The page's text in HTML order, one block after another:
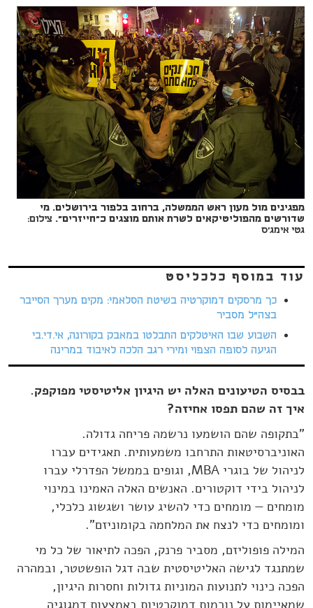
מפגינים מול מעון ראש הממשלה, ברחוב בלפור בירושלים. מי
שדורשים מהפוליטיקאים לשרת אותם מוצגים כ"חייזרים". צילום:
גטי אימג'ס
עוד במוסף כלכליסט
כך מרסקים דמוקרטיה בשיטת הסלאמי: מקים מערך הסייבר
בצה"ל מסביר
השבוע שבו האיטלקים התבלטו במאבק בקורונה, אי.די.בי
הגיעה לסופה הצפוי ומירי רגב הלכה לאיבוד במרינה
בבסיס הטיעונים האלה יש היגיון אליטיסטי מפוקפק.
איך זה שהם תפסו אחיזה?
"בתקופה שהם הושמעו נרשמה פריחה גדולה.
האוניברסיטאות התרחבו משמעותית. תאגידים עברו
לניהול של בוגרי MBA, וגופים בממשל הפדרלי עברו
לניהול בידי דוקטורים. האנשים האלה האמינו במינוי
מומחים — מומחים כדי להשיג עושר ושגשוג כלכלי,
ומומחים כדי לנצח את המלחמה בקומוניזם".
המילה פופוליזם, מסביר פרנק, הפכה לתיאור של כל מי
שמתנגד לגישה האליטיסטית שבה דגל הופשטטר, ובמהרה
הפכה כינוי לתנועות המוניות גדולות וחסרות היגיון,